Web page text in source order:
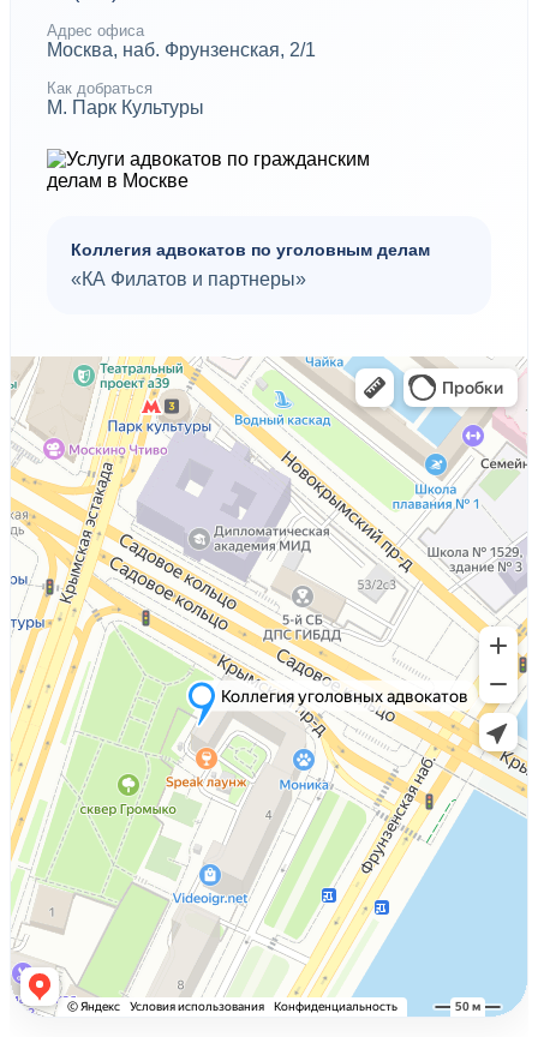
Адрес офиса
Москва, наб. Фрунзенская, 2/1
Как добраться
М. Парк Культуры
Коллегия адвокатов по уголовным делам
«КА Филатов и партнеры»